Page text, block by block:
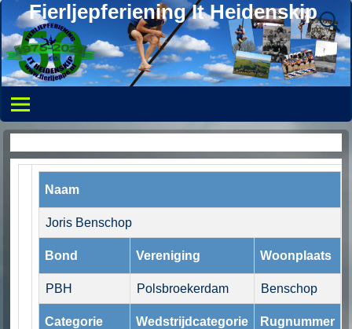
Fierljepferiening It Heidenskip
Naam
Joris Benschop
Bond Vereniging Woonplaats
PBH Polsbroekerdam Benschop
Categorie Wedstrijdcategorie Rugnummer